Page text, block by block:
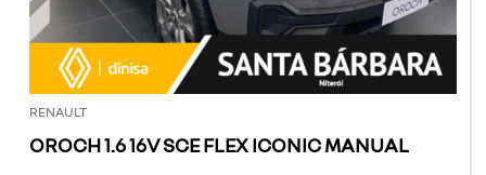
RENAULT
OROCH 1.6 16V SCE FLEX ICONIC MANUAL